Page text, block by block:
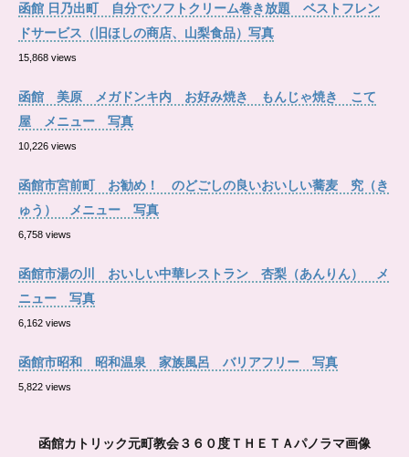
函館 日乃出町 自分でソフトクリーム巻き放題 ベストフレン
ドサービス（旧ほしの商店、山梨食品）写真
15,868 views
函館 美原 メガドンキ内 お好み焼き もんじゃ焼き こて
屋 メニュー 写真
10,226 views
函館市宮前町 お勧め！ のどごしの良いおいしい蕎麦 究（き
ゅう） メニュー 写真
6,758 views
函館市湯の川 おいしい中華レストラン 杏梨（あんりん） メ
ニュー 写真
6,162 views
函館市昭和 昭和温泉 家族風呂 バリアフリー 写真
5,822 views
函館カトリック元町教会３６０度ＴＨＥＴＡパノラマ画像